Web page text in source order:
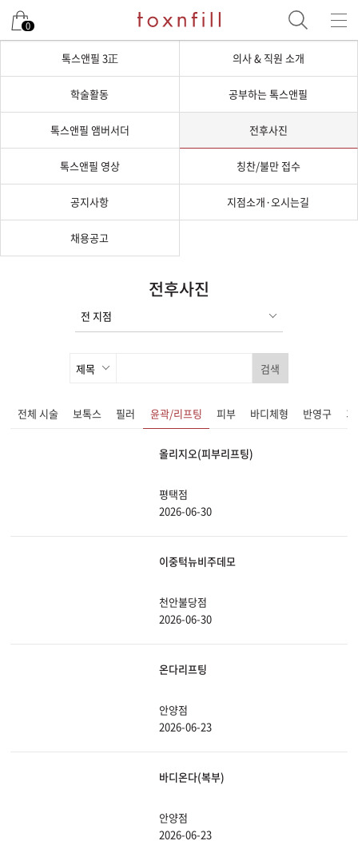
0
톡스앤필 3正 의사 & 직원 소개
학술활동 공부하는 톡스앤필
톡스앤필 앰버서더 전후사진
톡스앤필 영상 칭찬/불만 접수
공지사항 지점소개·오시는길
채용공고
전후사진
검색
전체 시술 보톡스 필러 윤곽/리프팅 피부 바디체형 반영구
올리지오(피부리프팅)
평택점
2026-06-30
이중턱뉴비주데모
천안불당점
2026-06-30
온다리프팅
안양점
2026-06-23
바디온다(복부)
안양점
2026-06-23